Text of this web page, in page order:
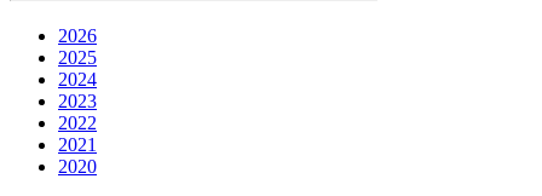
2026
2025
2024
2023
2022
2021
2020